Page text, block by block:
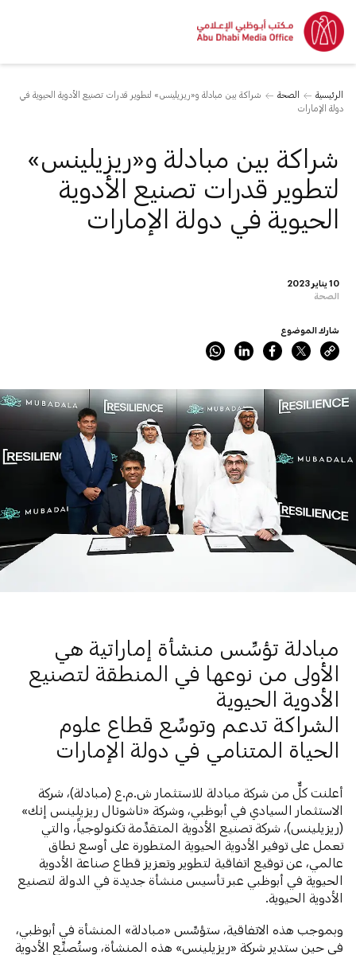
الرئيسية الصحة
شراكة بين مبادلة و«ريزيلينس» لتطوير قدرات تصنيع الأدوية الحيوية في
دولة الإمارات
10 يناير 2023
الصحة
شراكة بين مبادلة و«ريزيلينس»
لتطوير قدرات تصنيع الأدوية
الحيوية في دولة الإمارات
مبادلة تؤسِّس منشأة إماراتية هي
الأولى من نوعها في المنطقة لتصنيع
الأدوية الحيوية
الشراكة تدعم وتوسِّع قطاع علوم
الحياة المتنامي في دولة الإمارات
شارك الموضوع
أعلنت كلٌّ من شركة مبادلة للاستثمار ش.م.ع (مبادلة)، شركة
الاستثمار السيادي في أبوظبي، وشركة «ناشونال ريزيلينس إنك»
(ريزيلينس)، شركة تصنيع الأدوية المتقدِّمة تكنولوجياً، والتي
تعمل على توفير الأدوية الحيوية المتطورة على أوسع نطاق
عالمي، عن توقيع اتفاقية لتطوير وتعزيز قطاع صناعة الأدوية
الحيوية في أبوظبي عبر تأسيس منشأة جديدة في الدولة لتصنيع
الأدوية الحيوية.
وبموجب هذه الاتفاقية، ستؤسِّس «مبادلة» المنشأة في أبوظبي،
في حين ستدير شركة «ريزيلينس» هذه المنشأة، وستُصنِّع الأدوية